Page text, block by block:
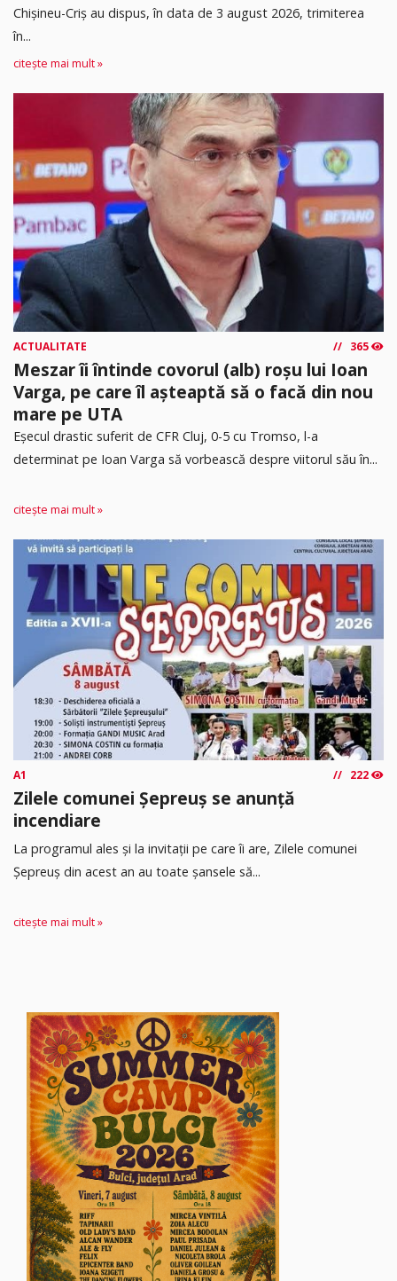
Chișineu-Criș au dispus, în data de 3 august 2026, trimiterea
în...
citește mai mult »
ACTUALITATE 365
Meszar îi întinde covorul (alb) roșu lui Ioan
Varga, pe care îl așteaptă să o facă din nou
mare pe UTA
Eșecul drastic suferit de CFR Cluj, 0-5 cu Tromso, l-a
determinat pe Ioan Varga să vorbească despre viitorul său în...
citește mai mult »
A1 222
Zilele comunei Șepreuș se anunță
incendiare
La programul ales și la invitații pe care îi are, Zilele comunei
Șepreuș din acest an au toate șansele să...
citește mai mult »